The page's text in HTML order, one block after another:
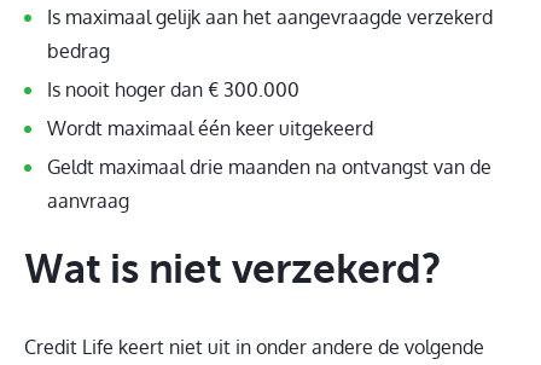
Is maximaal gelijk aan het aangevraagde verzekerd
bedrag
Is nooit hoger dan € 300.000
Wordt maximaal één keer uitgekeerd
Geldt maximaal drie maanden na ontvangst van de
aanvraag
Wat is niet verzekerd?
Credit Life keert niet uit in onder andere de volgende